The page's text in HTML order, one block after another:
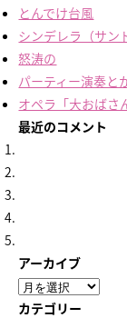
とんでけ台風
シンデレラ（サン
怒涛の
パーティー演奏と
オペラ「大おばさ
最近のコメント
アーカイブ
ア
ー
カテゴリー